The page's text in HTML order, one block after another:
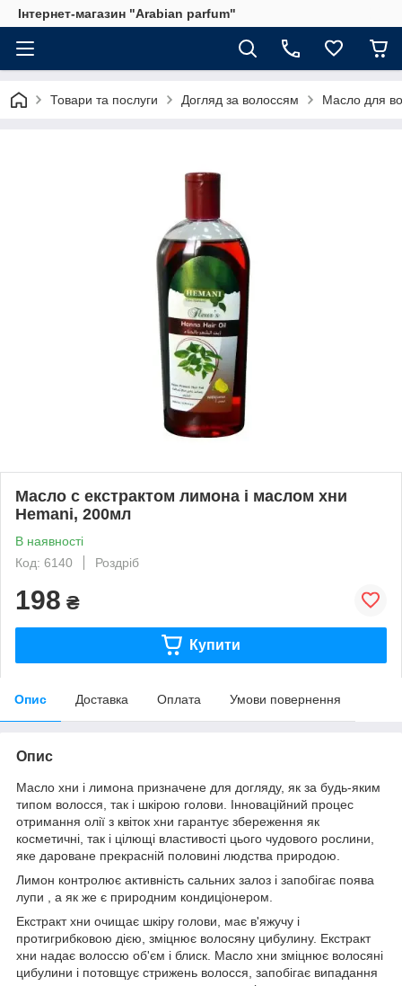
Інтернет-магазин "Arabian parfum"
Товари та послуги Догляд за волоссям Масло для
Масло c екстрактом лимона і маслом хни
Hemani, 200мл
В наявності
Код: 6140
Роздріб
198 ₴
Купити
Опис Доставка Оплата Умови повернення
Опис
Масло хни і лимона призначене для догляду, як за будь-яким
типом волосся, так і шкірою голови. Інноваційний процес
отримання олії з квіток хни гарантує збереження як
косметичні, так і цілющі властивості цього чудового рослини,
яке дароване прекрасній половині людства природою.
Лимон контролює активність сальних залоз і запобігає поява
лупи , а як же є природним кондиціонером.
Екстракт хни очищає шкіру голови, має в'яжучу і
протигрибковою дією, зміцнює волосяну цибулину. Екстракт
хни надає волоссю об'єм і блиск. Масло хни зміцнює волосяні
цибулини і потовщує стрижень волосся, запобігає випадання